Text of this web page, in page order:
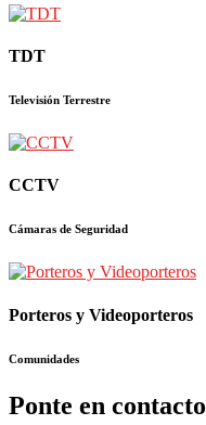
TDT
Televisión Terrestre
CCTV
Cámaras de Seguridad
Porteros y Videoporteros
Comunidades
Ponte en contacto